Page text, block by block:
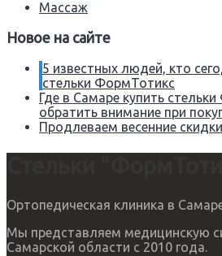
Массаж
Новое на сайте
5 известных людей, кто
стельки ФормТотикс
Где в Самаре купить
обратить внимание при
Продлеваем весенние
Ортопедическая клиника в
Мы представляем медицинскую
Самарской области с 2010 года.